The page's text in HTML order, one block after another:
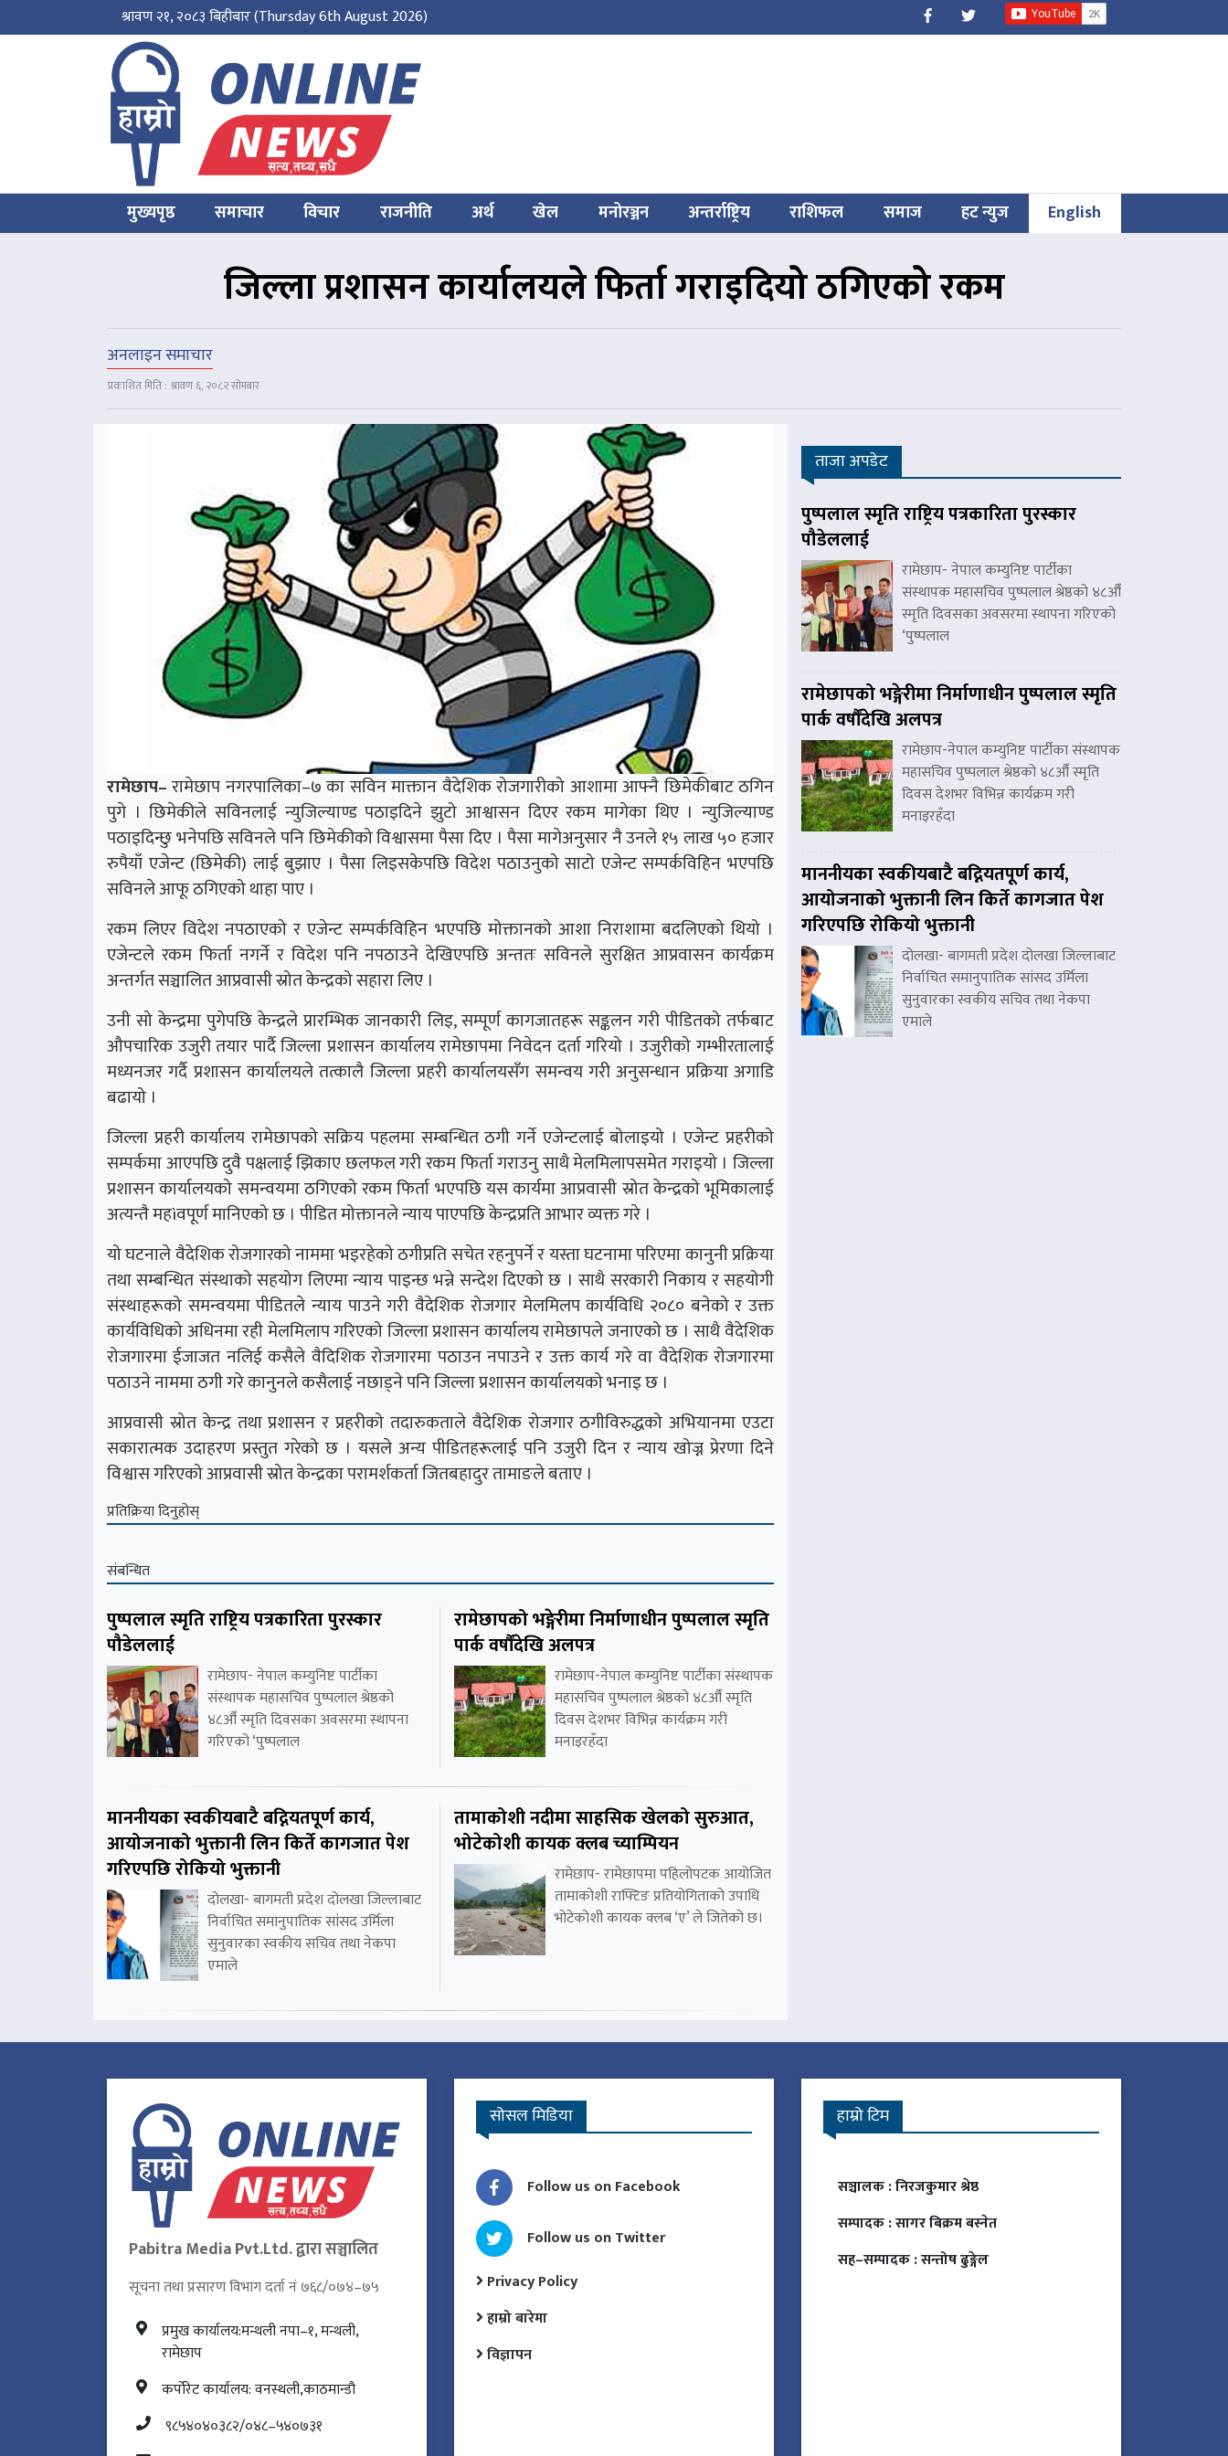
श्रावण २१, २०८३ बिहीबार(Thursday 6th August 2026)
मुख्यपृष्ठ समाचार विचार राजनीति अर्थ खेल मनोरञ्जन अन्तर्राष्ट्रिय राशिफल समाज हट न्युज English
जिल्ला प्रशासन कार्यालयले फिर्ता गराइदियो ठगिएको रकम
अनलाइन समाचार
प्रकाशित मिति : श्रावण ६, २०८२ सोमबार
रामेछाप–रामेछाप नगरपालिका–७ का सविन माक्तान वैदेशिक रोजगारीको आशामा आफ्नै छिमेकीबाट ठगिन
पुगे । छिमेकीले सविनलाई न्युजिल्याण्ड पठाइदिने झुटो आश्वासन दिएर रकम मागेका थिए । न्युजिल्याण्ड
पठाइदिन्छु भनेपछि सविनले पनि छिमेकीको विश्वासमा पैसा दिए । पैसा मागेअनुसार नै उनले १५ लाख ५० हजार
रुपैयाँ एजेन्ट (छिमेकी) लाई बुझाए । पैसा लिइसकेपछि विदेश पठाउनुको साटो एजेन्ट सम्पर्कविहिन भएपछि
सविनले आफू ठगिएको थाहा पाए ।
रकम लिएर विदेश नपठाएको र एजेन्ट सम्पर्कविहिन भएपछि मोक्तानको आशा निराशामा बदलिएको थियो ।
एजेन्टले रकम फिर्ता नगर्ने र विदेश पनि नपठाउने देखिएपछि अन्ततः सविनले सुरक्षित आप्रवासन कार्यक्रम
अन्तर्गत सञ्चालित आप्रवासी स्रोत केन्द्रको सहारा लिए ।
उनी सो केन्द्रमा पुगेपछि केन्द्रले प्रारम्भिक जानकारी लिइ, सम्पूर्ण कागजातहरू सङ्कलन गरी पीडितको तर्फबाट
औपचारिक उजुरी तयार पार्दै जिल्ला प्रशासन कार्यालय रामेछापमा निवेदन दर्ता गरियो । उजुरीको गम्भीरतालाई
मध्यनजर गर्दै प्रशासन कार्यालयले तत्कालै जिल्ला प्रहरी कार्यालयसँग समन्वय गरी अनुसन्धान प्रक्रिया अगाडि
बढायो ।
जिल्ला प्रहरी कार्यालय रामेछापको सक्रिय पहलमा सम्बन्धित ठगी गर्ने एजेन्टलाई बोलाइयो । एजेन्ट प्रहरीको
सम्पर्कमा आएपछि दुवै पक्षलाई झिकाए छलफल गरी रकम फिर्ता गराउनु साथै मेलमिलापसमेत गराइयो । जिल्ला
प्रशासन कार्यालयको समन्वयमा ठगिएको रकम फिर्ता भएपछि यस कार्यमा आप्रवासी स्रोत केन्द्रको भूमिकालाई
अत्यन्तै महìवपूर्ण मानिएको छ । पीडित मोक्तानले न्याय पाएपछि केन्द्रप्रति आभार व्यक्त गरे ।
यो घटनाले वैदेशिक रोजगारको नाममा भइरहेको ठगीप्रति सचेत रहनुपर्ने र यस्ता घटनामा परिएमा कानुनी प्रक्रिया
तथा सम्बन्धित संस्थाको सहयोग लिएमा न्याय पाइन्छ भन्ने सन्देश दिएको छ । साथै सरकारी निकाय र सहयोगी
संस्थाहरूको समन्वयमा पीडितले न्याय पाउने गरी वैदेशिक रोजगार मेलमिलप कार्यविधि २०८० बनेको र उक्त
कार्यविधिको अधिनमा रही मेलमिलाप गरिएको जिल्ला प्रशासन कार्यालय रामेछापले जनाएको छ । साथै वैदेशिक
रोजगारमा ईजाजत नलिई कसैले वैदिशिक रोजगारमा पठाउन नपाउने र उक्त कार्य गरे वा वैदेशिक रोजगारमा
पठाउने नाममा ठगी गरे कानुनले कसैलाई नछाड्ने पनि जिल्ला प्रशासन कार्यालयको भनाइ छ ।
आप्रवासी स्रोत केन्द्र तथा प्रशासन र प्रहरीको तदारुकताले वैदेशिक रोजगार ठगीविरुद्धको अभियानमा एउटा
सकारात्मक उदाहरण प्रस्तुत गरेको छ । यसले अन्य पीडितहरूलाई पनि उजुरी दिन र न्याय खोज्न प्रेरणा दिने
विश्वास गरिएको आप्रवासी स्रोत केन्द्रका परामर्शकर्ता जितबहादुर तामाङले बताए ।
प्रतिक्रिया दिनुहोस्
संबन्धित
पुष्पलाल स्मृति राष्ट्रिय पत्रकारिता पुरस्कार
पौडेललाई
रामेछाप- नेपाल कम्युनिष्ट पार्टीका
संस्थापक महासचिव पुष्पलाल श्रेष्ठको
४८औँ स्मृति दिवसका अवसरमा स्थापना
गरिएको ‘पुष्पलाल
रामेछापको भङ्गेरीमा निर्माणाधीन पुष्पलाल स्मृति
पार्क वर्षौंदेखि अलपत्र
रामेछाप-नेपाल कम्युनिष्ट पार्टीका संस्थापक
महासचिव पुष्पलाल श्रेष्ठको ४८औँ स्मृति
दिवस देशभर विभिन्न कार्यक्रम गरी
मनाइरहँदा
माननीयका स्वकीयबाटै बद्नियतपूर्ण कार्य,
आयोजनाको भुक्तानी लिन किर्ते कागजात पेश
गरिएपछि रोकियो भुक्तानी
दोलखा- बागमती प्रदेश दोलखा जिल्लाबाट
निर्वाचित समानुपातिक सांसद उर्मिला
सुनुवारका स्वकीय सचिव तथा नेकपा
एमाले
तामाकोशी नदीमा साहसिक खेलको सुरुआत,
भोटेकोशी कायक क्लब च्याम्पियन
रामेछाप- रामेछापमा पहिलोपटक आयोजित
तामाकोशी राफ्टिङ प्रतियोगिताको उपाधि
भोटेकोशी कायक क्लब ‘ए’ ले जितेको छ।
ताजा अपडेट
पुष्पलाल स्मृति राष्ट्रिय पत्रकारिता पुरस्कार
पौडेललाई
रामेछाप- नेपाल कम्युनिष्ट पार्टीका
संस्थापक महासचिव पुष्पलाल श्रेष्ठको ४८औँ
स्मृति दिवसका अवसरमा स्थापना गरिएको
‘पुष्पलाल
रामेछापको भङ्गेरीमा निर्माणाधीन पुष्पलाल स्मृति
पार्क वर्षौंदेखि अलपत्र
रामेछाप-नेपाल कम्युनिष्ट पार्टीका संस्थापक
महासचिव पुष्पलाल श्रेष्ठको ४८औँ स्मृति
दिवस देशभर विभिन्न कार्यक्रम गरी
मनाइरहँदा
माननीयका स्वकीयबाटै बद्नियतपूर्ण कार्य,
आयोजनाको भुक्तानी लिन किर्ते कागजात पेश
गरिएपछि रोकियो भुक्तानी
दोलखा- बागमती प्रदेश दोलखा जिल्लाबाट
निर्वाचित समानुपातिक सांसद उर्मिला
सुनुवारका स्वकीय सचिव तथा नेकपा
एमाले
Pabitra Media Pvt.Ltd. द्वारा सञ्चालित
सूचना तथा प्रसारण विभाग दर्ता नं ७६८/०७४–७५
प्रमुख कार्यालय:मन्थली नपा–१, मन्थली,
रामेछाप
कर्पोरेट कार्यालय: वनस्थली,काठमान्डौ
९८५४०४०३८२/०४८–५४०७३१
सोसल मिडिया
Follow us on Facebook
Follow us on Twitter
Privacy Policy
हाम्रो बारेमा
विज्ञापन
हाम्रो टिम
सञ्चालक :निरजकुमार श्रेष्ठ
सम्पादक :सागर बिक्रम बस्नेत
सह–सम्पादक :सन्तोष ढुङ्गेल